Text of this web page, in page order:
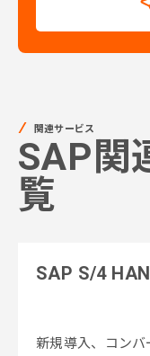
関連サービス
SAP関
覧
SAP S/4
新規導入、コン